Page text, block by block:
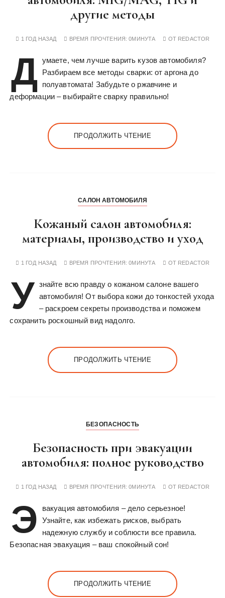
другие методы
1 ГОД НАЗАД ВРЕМЯ ПРОЧТЕНИЯ:0МИНУТА ОТ REDACTOR
Д умаете, чем лучше варить кузов автомобиля?
Разбираем все методы сварки: от аргона до
полуавтомата! Забудьте о ржавчине и
деформации – выбирайте сварку правильно!
ПРОДОЛЖИТЬ ЧТЕНИЕ
САЛОН АВТОМОБИЛЯ
Кожаный салон автомобиля:
материалы, производство и уход
1 ГОД НАЗАД ВРЕМЯ ПРОЧТЕНИЯ:0МИНУТА ОТ REDACTOR
У знайте всю правду о кожаном салоне вашего
автомобиля! От выбора кожи до тонкостей ухода
– раскроем секреты производства и поможем
сохранить роскошный вид надолго.
ПРОДОЛЖИТЬ ЧТЕНИЕ
БЕЗОПАСНОСТЬ
Безопасность при эвакуации
автомобиля: полное руководство
1 ГОД НАЗАД ВРЕМЯ ПРОЧТЕНИЯ:0МИНУТА ОТ REDACTOR
Э
вакуация автомобиля – дело серьезное!
Узнайте, как избежать рисков, выбрать
надежную службу и соблюсти все правила.
Безопасная эвакуация – ваш спокойный сон!
ПРОДОЛЖИТЬ ЧТЕНИЕ